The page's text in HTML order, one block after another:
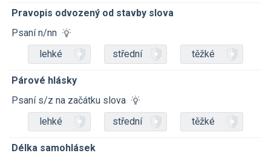
Pravopis odvozený od stavby slova
Psaní n/nn
lehké
střední těžké
Párové hlásky
Psaní s/z na začátku slova
lehké
střední těžké
Délka samohlásek